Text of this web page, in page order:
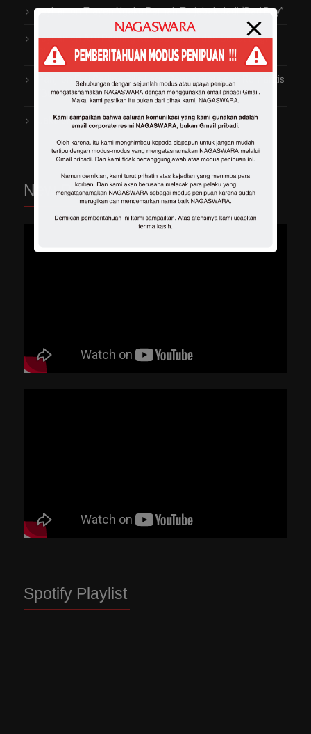
reyhanonTrayen Ngaku Pernah Terjebak Jadi “Bad Boy”
reyhanonArti Penting Rambut Indah dan Sehat bagi
Gladys 2TikTok
Fitri Carlina Rilis Lagu Penuh Cinta dan Romantis
“Bukit Berbunga”
JakaonDara The Virgin Mirip Jisoo di Medsos
New Release
Spotify Playlist